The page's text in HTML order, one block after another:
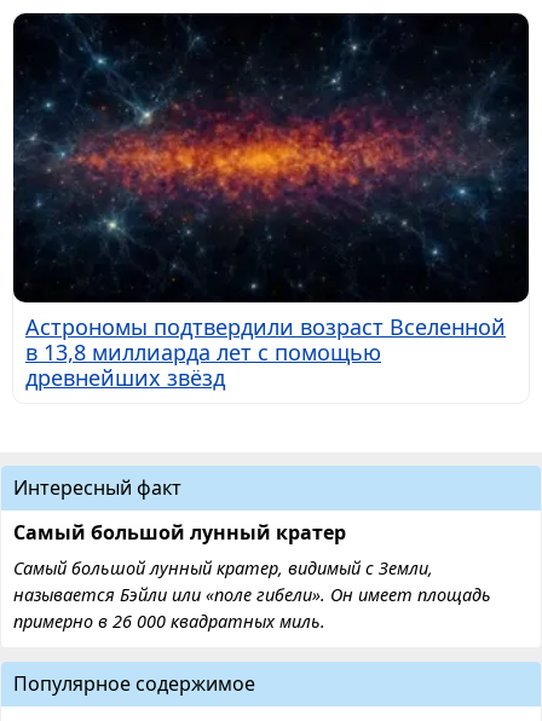
Астрономы подтвердили возраст Вселенной
в 13,8 миллиарда лет с помощью
древнейших звёзд
Интересный факт
Самый большой лунный кратер
Самый большой лунный кратер, видимый с Земли,
называется Бэйли или «поле гибели». Он имеет площадь
примерно в 26 000 квадратных миль.
Популярное содержимое